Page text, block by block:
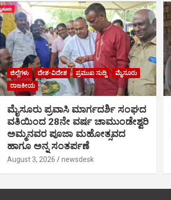
ಜಿಲ್ಲೆಗಳು ದೇಶ-ವಿದೇಶ ಪ್ರಮುಖ ಸುದ್ದಿ
ಮೈಸೂರು
ರಾಜಕೀಯ
ಮೈಸೂರು ಪ್ರವಾಸಿ ಮಾರ್ಗದರ್ಶಿ ಸಂಘದ
ವತಿಯಿಂದ 28ನೇ ವರ್ಷ ಚಾಮುಂಡೇಶ್ವರಿ
ಅಮ್ಮನವರ ಪೂಜಾ ಮಹೋತ್ಸವದ
ಹಾಗೂ ಅನ್ನ ಸಂತರ್ಪಣೆ
August 3, 2026 newsdesk